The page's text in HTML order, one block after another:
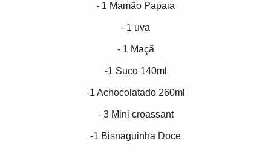
- 1 Mamão Papaia
- 1 uva
- 1 Maç
-1 Suco 140ml
-1 Achocolatado 260ml
- 3 Mini croassant
-1 Bisnaguinha Doce